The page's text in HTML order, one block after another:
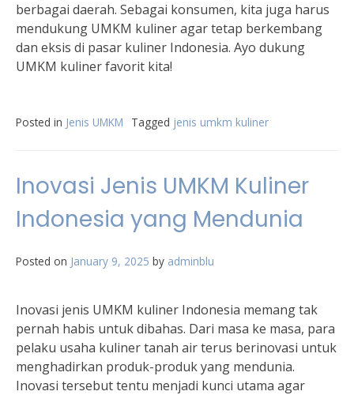
berbagai daerah. Sebagai konsumen, kita juga harus
mendukung UMKM kuliner agar tetap berkembang
dan eksis di pasar kuliner Indonesia. Ayo dukung
UMKM kuliner favorit kita!
Posted in Jenis UMKM Tagged jenis umkm kuliner
Inovasi Jenis UMKM Kuliner
Indonesia yang Mendunia
Posted on January 9, 2025 by adminblu
Inovasi jenis UMKM kuliner Indonesia memang tak
pernah habis untuk dibahas. Dari masa ke masa, para
pelaku usaha kuliner tanah air terus berinovasi untuk
menghadirkan produk-produk yang mendunia.
Inovasi tersebut tentu menjadi kunci utama agar